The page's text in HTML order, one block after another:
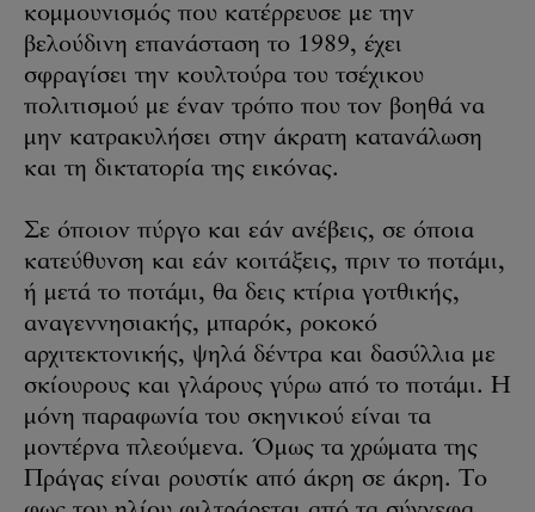
κομμουνισμός που κατέρρευσε με την
βελούδινη επανάσταση το 1989, έχει
σφραγίσει την κουλτούρα του τσέχικου
πολιτισμού με έναν τρόπο που τον βοηθά να
μην κατρακυλήσει στην άκρατη κατανάλωση
και τη δικτατορία της εικόνας.
Σε όποιον πύργο και εάν ανέβεις, σε όποια
κατεύθυνση και εάν κοιτάξεις, πριν το ποτάμι,
ή μετά το ποτάμι, θα δεις κτίρια γοτθικής,
αναγεννησιακής, μπαρόκ, ροκοκό
αρχιτεκτονικής, ψηλά δέντρα και δασύλλια με
σκίουρους και γλάρους γύρω από το ποτάμι. Η
μόνη παραφωνία του σκηνικού είναι τα
μοντέρνα πλεούμενα. Όμως τα χρώματα της
Πράγας είναι ρουστίκ από άκρη σε άκρη. Το